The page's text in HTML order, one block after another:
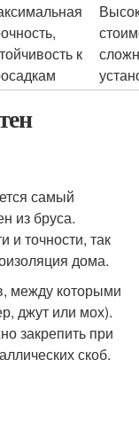
к
самый
из бруса.
и точности, так
дома.
между которыми
джут или мох).
закрепить при
скоб.